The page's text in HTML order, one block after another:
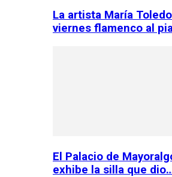
La artista María
viernes flamenco al
El Palacio de
exhibe la silla que